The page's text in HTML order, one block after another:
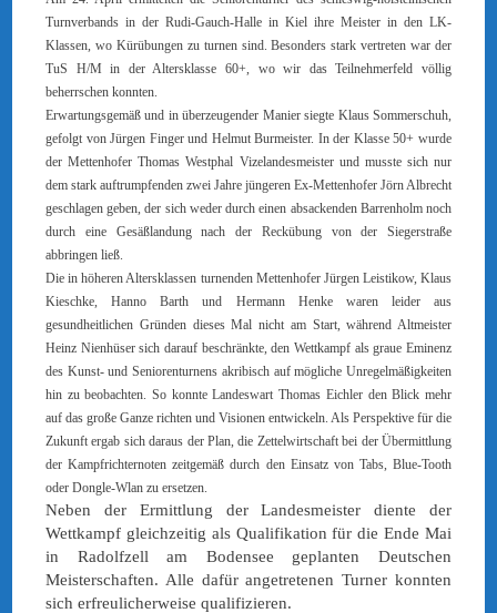
Turnverbands in der Rudi-Gauch-Halle in Kiel ihre Meister in den LK-
Klassen, wo Kürübungen zu turnen sind. Besonders stark vertreten war der
TuS H/M in der Altersklasse 60+, wo wir das Teilnehmerfeld völlig
beherrschen konnten.
Erwartungsgemäß und in überzeugender Manier siegte Klaus Sommerschuh,
gefolgt von Jürgen Finger und Helmut Burmeister. In der Klasse 50+ wurde
der Mettenhofer Thomas Westphal Vizelandesmeister und musste sich nur
dem stark auftrumpfenden zwei Jahre jüngeren Ex-Mettenhofer Jörn Albrecht
geschlagen geben, der sich weder durch einen absackenden Barrenholm noch
durch eine Gesäßlandung nach der Reckübung von der Siegerstraße
abbringen ließ.
Die in höheren Altersklassen turnenden Mettenhofer Jürgen Leistikow, Klaus
Kieschke, Hanno Barth und Hermann Henke waren leider aus
gesundheitlichen Gründen dieses Mal nicht am Start, während Altmeister
Heinz Nienhüser sich darauf beschränkte, den Wettkampf als graue Eminenz
des Kunst- und Seniorenturnens akribisch auf mögliche Unregelmäßigkeiten
hin zu beobachten. So konnte Landeswart Thomas Eichler den Blick mehr
auf das große Ganze richten und Visionen entwickeln. Als Perspektive für die
Zukunft ergab sich daraus der Plan, die Zettelwirtschaft bei der Übermittlung
der Kampfrichternoten zeitgemäß durch den Einsatz von Tabs, Blue-Tooth
oder Dongle-Wlan zu ersetzen.
Neben der Ermittlung der Landesmeister diente der
Wettkampf gleichzeitig als Qualifikation für die Ende Mai
in Radolfzell am Bodensee geplanten Deutschen
Meisterschaften. Alle dafür angetretenen Turner konnten
sich erfreulicherweise qualifizieren.